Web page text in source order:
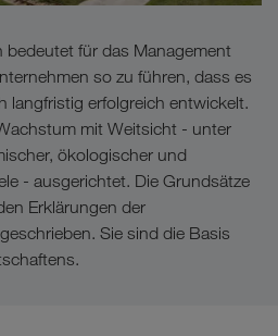
für das Management
so zu führen, dass es
langfristig erfolgreich entwickelt.
mit Weitsicht - unter
ökologischer und
- ausgerichtet. Die Grundsätze
Erklärungen der
Sie sind die Basis